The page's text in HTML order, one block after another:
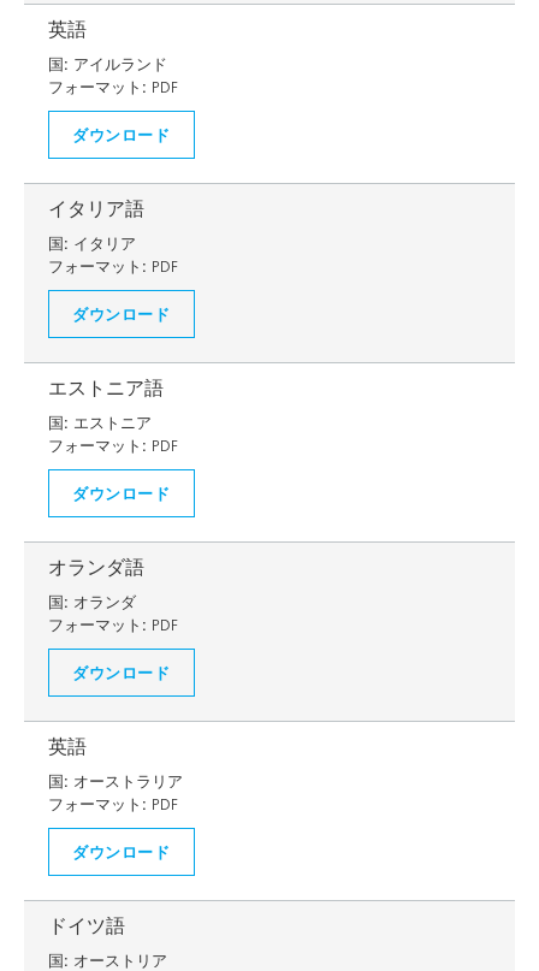
英語
国: アイルランド
フォーマット: PDF
ダウンロード
イタリア語
国: イタリア
フォーマット: PDF
ダウンロード
エストニア語
国: エストニア
フォーマット: PDF
ダウンロード
オランダ語
国: オランダ
フォーマット: PDF
ダウンロード
英語
国: オーストラリア
フォーマット: PDF
ダウンロード
ドイツ語
国: オーストリア